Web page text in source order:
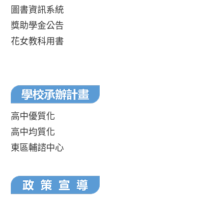
圖書資訊系統
獎助學金公告
花女教科用書
高中優質化
高中均質化
東區輔諮中心